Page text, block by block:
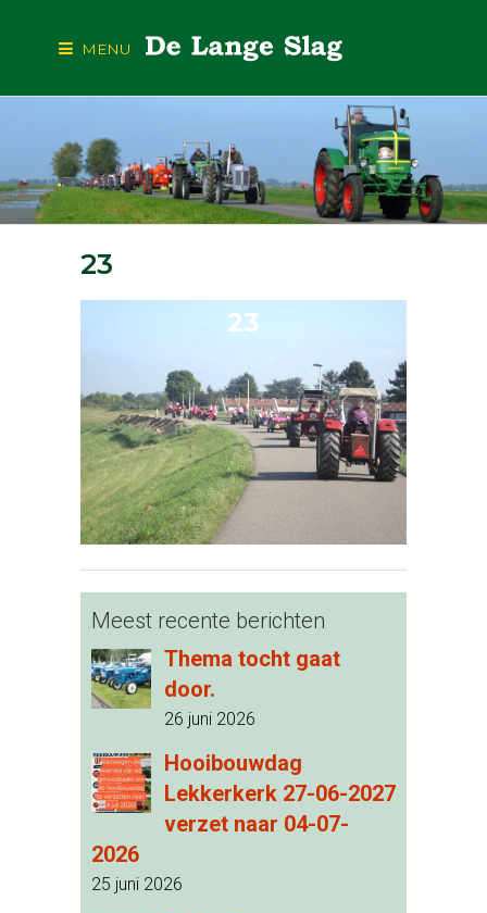
MENU
23
23
Meest recente berichten
Thema tocht gaat
door.
26 juni 2026
Hooibouwdag
Lekkerkerk 27-06-2027
verzet naar 04-07-
2026
25 juni 2026